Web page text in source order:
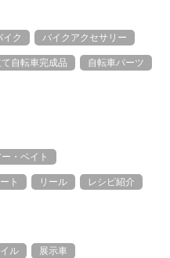
イク バイクアクセサリー
自転車完成品 自転車パーツ
・ベイト
ト リール レシピ紹介
ル 展示車